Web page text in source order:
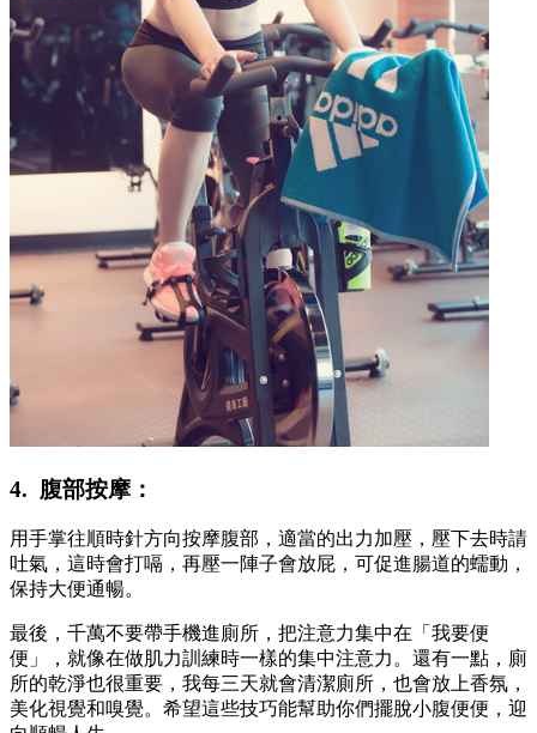
4. 腹部按摩：
用手掌往順時針方向按摩腹部，適當的出力加壓，壓下去時請
吐氣，這時會打嗝，再壓一陣子會放屁，可促進腸道的蠕動，
保持大便通暢。
最後，千萬不要帶手機進廁所，把注意力集中在「我要便
便」，就像在做肌力訓練時一樣的集中注意力。還有一點，廁
所的乾淨也很重要，我每三天就會清潔廁所，也會放上香氛，
美化視覺和嗅覺。希望這些技巧能幫助你們擺脫小腹便便，迎